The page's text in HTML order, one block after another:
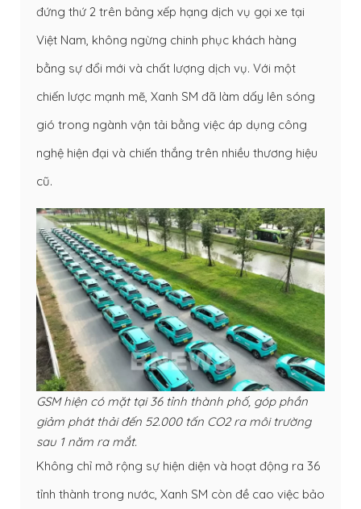
đứng thứ 2 trên bảng xếp hạng dịch vụ gọi xe tại
Việt Nam, không ngừng chinh phục khách hàng
bằng sự đổi mới và chất lượng dịch vụ. Với một
chiến lược mạnh mẽ, Xanh SM đã làm dấy lên sóng
gió trong ngành vận tải bằng việc áp dụng công
nghệ hiện đại và chiến thắng trên nhiều thương hiệu
cũ.
GSM hiện có mặt tại 36 tỉnh thành phố, góp phần
giảm phát thải đến 52.000 tấn CO2 ra môi trường
sau 1 năm ra mắt.
Không chỉ mở rộng sự hiện diện và hoạt động ra 36
tỉnh thành trong nước, Xanh SM còn đề cao việc bảo